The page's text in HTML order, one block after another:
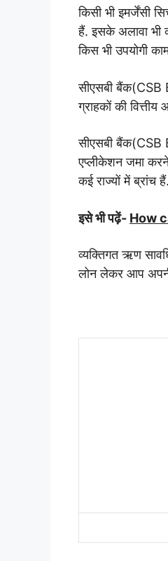
किसी भी इमर्जेंसी
हैं. इसके अलावा
किस भी उपयोगी
सीएसबी बैंक(CSB
ग्राहकों की
सीएसबी
एप्लीकेशन जमा
कई राज्यों में ब्रांच हैं.
इसे भी पढ़ें- How
व्यक्तिगत ऋण
लोन लेकर आप